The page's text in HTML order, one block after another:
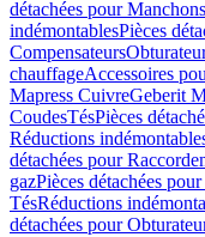
détachées pour Manchons
indémontablesPièces
Compensateurs
chauffageAccessoires
Mapress CuivreGeberit
CoudesTésPièces
Réductions
détachées pour
gazPièces détachées
TésRéductions
détachées pour